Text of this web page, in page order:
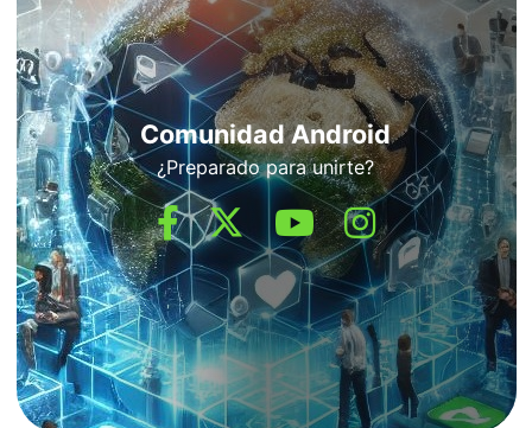
Comunidad Android
¿Preparado para unirte?